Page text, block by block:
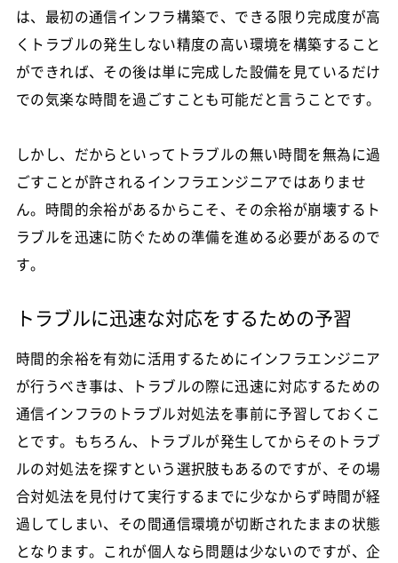
は、最初の通信インフラ構築で、できる限り完成度が高
くトラブルの発生しない精度の高い環境を構築すること
ができれば、その後は単に完成した設備を見ているだけ
での気楽な時間を過ごすことも可能だと言うことです。
しかし、だからといってトラブルの無い時間を無為に過
ごすことが許されるインフラエンジニアではありませ
ん。時間的余裕があるからこそ、その余裕が崩壊するト
ラブルを迅速に防ぐための準備を進める必要があるので
す。
トラブルに迅速な対応をするための予習
時間的余裕を有効に活用するためにインフラエンジニア
が行うべき事は、トラブルの際に迅速に対応するための
通信インフラのトラブル対処法を事前に予習しておくこ
とです。もちろん、トラブルが発生してからそのトラブ
ルの対処法を探すという選択肢もあるのですが、その場
合対処法を見付けて実行するまでに少なからず時間が経
過してしまい、その間通信環境が切断されたままの状態
となります。これが個人なら問題は少ないのですが、企